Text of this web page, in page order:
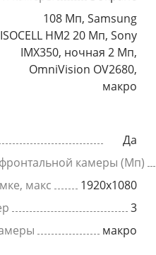
108 Мп, Samsung
ISOCELL HM2 20 Мп, Sony
IMX350, ночная 2 Мп,
OmniVision OV2680,
макро
Да
камеры (Мп)
макс
1920x1080
3
макро